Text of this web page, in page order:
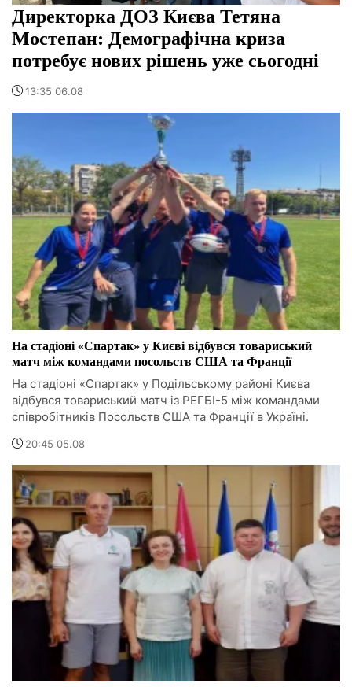
Директорка ДОЗ Києва Тетяна
Мостепан: Демографічна криза
потребує нових рішень уже сьогодні
13:35 06.08
На стадіоні «Спартак» у Києві відбувся товариський
матч між командами посольств США та Франції
На стадіоні «Спартак» у Подільському районі Києва
відбувся товариський матч із РЕГБІ-5 між командами
співробітників Посольств США та Франції в Україні.
20:45 05.08